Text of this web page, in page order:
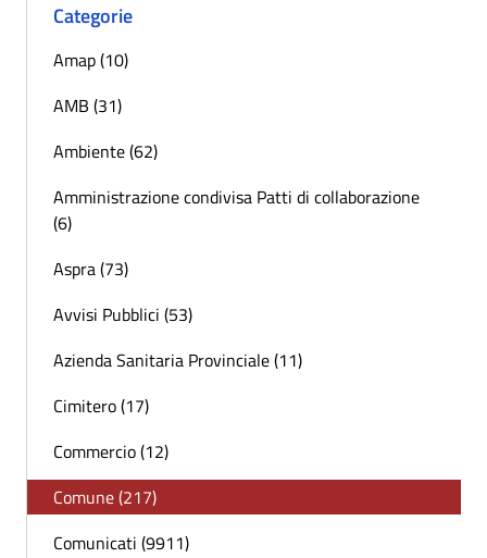
Categorie
Amap (10)
AMB (31)
Ambiente (62)
Amministrazione condivisa Patti di collaborazione
(6)
Aspra (73)
Avvisi Pubblici (53)
Azienda Sanitaria Provinciale (11)
Cimitero (17)
Commercio (12)
Comune (217)
Comunicati (9911)